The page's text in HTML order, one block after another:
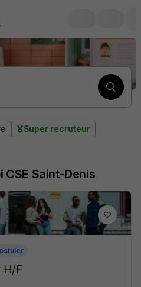
Super recruteur
CSE Saint-Denis
H/F